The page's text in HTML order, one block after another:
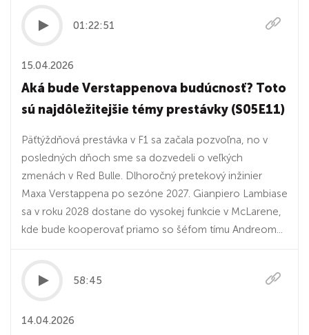
01:22:51
15.04.2026
Aká bude Verstappenova budúcnosť? Toto
sú najdôležitejšie témy prestávky (S05E11)
Päťtýždňová prestávka v F1 sa začala pozvoľna, no v
posledných dňoch sme sa dozvedeli o veľkých
zmenách v Red Bulle. Dlhoročný pretekový inžinier
Maxa Verstappena po sezóne 2027. Gianpiero Lambiase
sa v roku 2028 dostane do vysokej funkcie v McLarene,
kde bude kooperovať priamo so šéfom tímu Andreom...
58:45
14.04.2026